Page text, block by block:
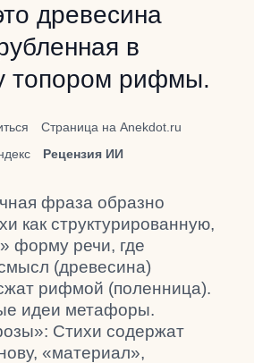
древесина
в
топором рифмы.
Страница на Anekdot.ru
Рецензия ИИ
фраза образно
как структурированную,
форму речи, где
(древесина)
рифмой (поленница).
идеи метафоры.
Стихи содержат
«материал»,